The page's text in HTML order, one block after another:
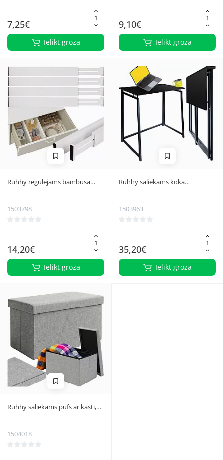
7,25€
Ielikt grozā
9,10€
Ielikt grozā
Ruhhy regulējams bambusa
1503798
14,20€
Ielikt grozā
Ruhhy saliekams koka
1503963
35,20€
Ielikt grozā
Ruhhy saliekams pufs ar kasti,
1504018